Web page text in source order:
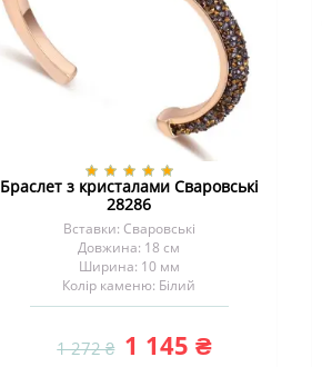
Браслет з кристалами Сваровські
28286
Вставки: Сваровські
Довжина: 18 см
Ширина: 10 мм
Колір каменю: Білий
1 272 ₴ 1 145 ₴